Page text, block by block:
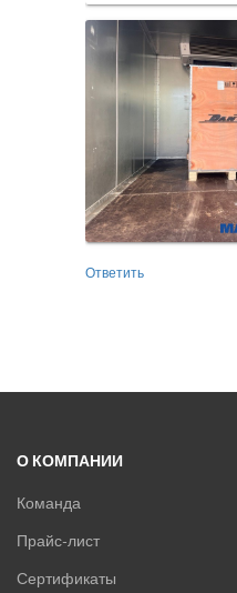
Ответить
О КОМПАНИИ
Команда
Прайс-лист
Сертификаты